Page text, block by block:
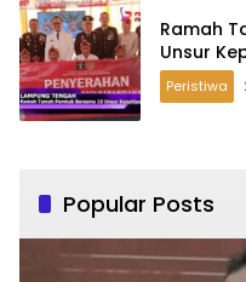
Ramah
Unsur
Peristiwa
Popular Posts